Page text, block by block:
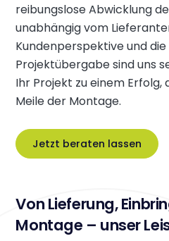
reibungslose Abwicklung
unabhängig vom
Kundenperspektive und
Projektübergabe sind uns
Ihr Projekt zu einem
Meile der Montage.
Jetzt beraten lassen
Von Lieferung,
Montage – unser